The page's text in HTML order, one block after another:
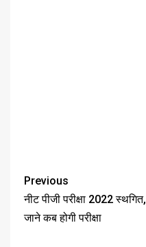
Previous
नीट पीजी परीक्षा 2022 स्थगित,
जाने कब होगी परीक्षा